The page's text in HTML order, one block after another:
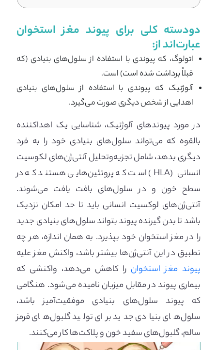
دودسته کلی برای پیوند مغز استخوان
عبارت‌اند از:
اتولوگ، که پیوندی با استفاده از سلول‌های بنیادی (که
قبلاً برداشت شده است) است.
آلوژنیک که پیوندی با استفاده از سلول‌های بنیادی
اهدایی از شخص دیگری صورت می‌گیرد.
در مورد پیوندهای آلوژنیک، شناسایی یک اهداکننده
بالقوه که می‌تواند سلول‌های بنیادی خود را به فرد
دیگری بدهد، شامل تجزیه‌وتحلیل آنتی‌ژن‌های لکوسیت
انسانی (HLA) است که پروتئین‌هایی هستند که در
سطح خون و در سلول‌های بافت یافت می‌شوند.
آنتی‌ژن‌های لوکسیت انسانی باید تا حد امکان نزدیک
باشد تا بدن گیرنده پیوند بتواند سلول‌های بنیادی جدید
را در مغز استخوان خود بپذیرد. به همان اندازه، هر چه
تطبیق در این آنتی‌ژن‌ها بیشتر باشد، واکنش مغز علیه
پیوند مغز استخوان را کاهش می‌دهد، واکنشی که
بیماری پیوند در مقابل میزبان نامیده می‌شود. هنگامی
که پیوند سلول‌های بنیادی موفقیت‌آمیز باشد،
سلول‌های بنیادی جدید برای تولید گلبول‌های قرمز
سالم، گلبول‌های سفید خون و پلاکت‌ها کار می‌کنند.